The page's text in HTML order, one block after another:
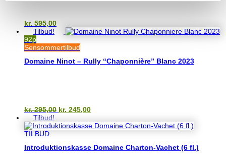
kr. 595,00
Tilbud!
92p
Sensommertilbud
Domaine Ninot – Rully “Chaponnière” Blanc 2023
kr.295,00 Den
pris
kr. 245,00Den
pris
Tilbud!
TILBUD
Introduktionskasse Domaine Charton-Vachet (6 fl.)